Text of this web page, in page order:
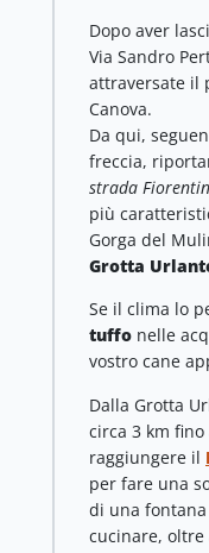
Dopo aver
Via Sandro
attraversate il
Canova.
Da qui,
freccia,
strada
più
Gorga del
Grotta
Se il clima lo
tuffo nelle
vostro cane
Dalla Grotta
circa 3 km fino
raggiungere il
per fare una
di una
cucinare,